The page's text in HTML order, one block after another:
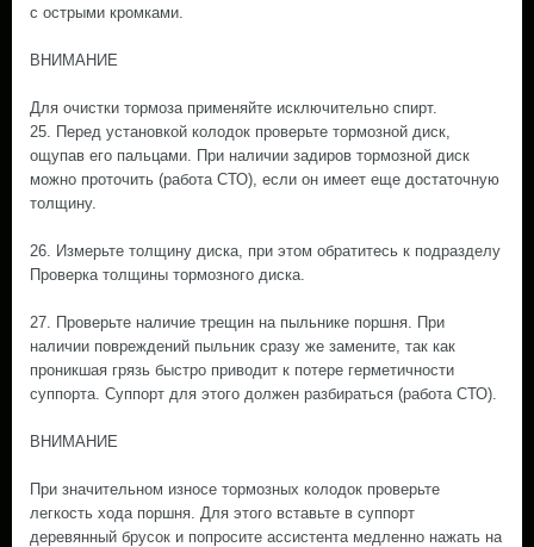
с острыми кромками.
ВНИМАНИЕ
Для очистки тормоза применяйте исключительно спирт.
25. Перед установкой колодок проверьте тормозной диск,
ощупав его пальцами. При наличии задиров тормозной диск
можно проточить (работа СТО), если он имеет еще достаточную
толщину.
26. Измерьте толщину диска, при этом обратитесь к подразделу
Проверка толщины тормозного диска.
27. Проверьте наличие трещин на пыльнике поршня. При
наличии повреждений пыльник сразу же замените, так как
проникшая грязь быстро приводит к потере герметичности
суппорта. Суппорт для этого должен разбираться (работа СТО).
ВНИМАНИЕ
При значительном износе тормозных колодок проверьте
легкость хода поршня. Для этого вставьте в суппорт
деревянный брусок и попросите ассистента медленно нажать на